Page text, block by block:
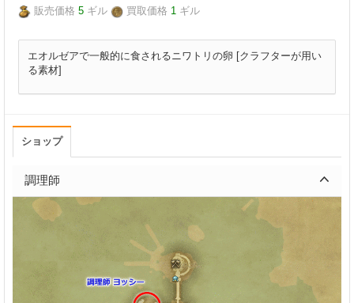
販売価格 5 ギル 買取価格 1 ギル
エオルゼアで一般的に食されるニワトリの卵 [クラフターが用い
る素材]
ショップ
調理師